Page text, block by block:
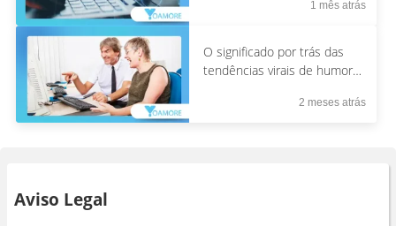
continuam crescendo?1 mês atrás
O significado por trás das
tendências virais de humor
2 meses atrás
Aviso Legal